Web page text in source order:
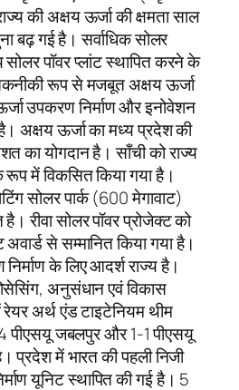
की अक्षय ऊर्जा की क्षमता साल
बढ़ गई है। सर्वाधिक सोलर
पॉवर प्लांट स्थापित करने के
रूप से मजबूत अक्षय ऊर्जा
उपकरण निर्माण और इनोवेशन
अक्षय ऊर्जा का मध्य प्रदेश की
का योगदान है। साँची को राज्य
रूप में विकसित किया गया है।
सोलर पार्क (600 मेगावाट)
रीवा सोलर पॉवर प्रोजेक्ट को
से सम्मानित किया गया है।
के लिए आदर्श राज्य है।
अनुसंधान एवं विकास
अर्थ एंड टाइटेनियम थीम
पीएसयू जबलपुर और 1-1 पीएसयू
प्रदेश में भारत की पहली निजी
यूनिट स्थापित की गई है। 5